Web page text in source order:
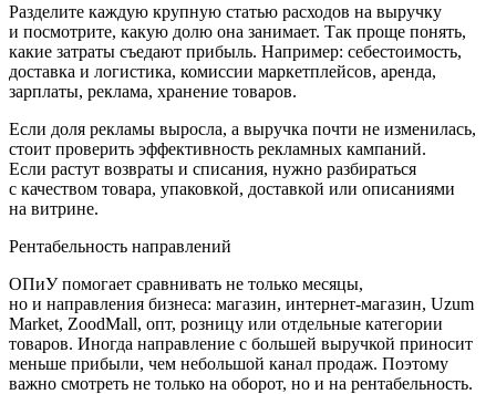
Разделите каждую крупную статью расходов на выручку
и посмотрите, какую долю она занимает. Так проще понять,
какие затраты съедают прибыль. Например: себестоимость,
доставка и логистика, комиссии маркетплейсов, аренда,
зарплаты, реклама, хранение товаров.
Если доля рекламы выросла, а выручка почти не изменилась,
стоит проверить эффективность рекламных кампаний.
Если растут возвраты и списания, нужно разбираться
с качеством товара, упаковкой, доставкой или описаниями
на витрине.
Рентабельность направлений
ОПиУ помогает сравнивать не только месяцы,
но и направления бизнеса: магазин, интернет-магазин, Uzum
Market, ZoodMall, опт, розницу или отдельные категории
товаров. Иногда направление с большей выручкой приносит
меньше прибыли, чем небольшой канал продаж. Поэтому
важно смотреть не только на оборот, но и на рентабельность.